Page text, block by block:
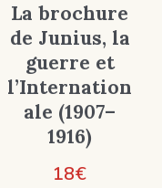
La brochure
de Junius, la
guerre et
l’Internation
ale (1907–
1916)
18€